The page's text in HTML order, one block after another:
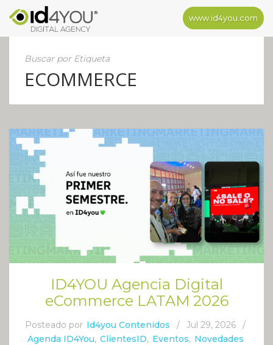
www.id4you.com
Buscar por Etiqueta
ECOMMERCE
ID4YOU Agencia Digital
eCommerce LATAM 2026
Posteado por Id4you Contenidos / Jul 29, 2026
/
Agenda ID4You, ClientesID, Eventos, Novedades